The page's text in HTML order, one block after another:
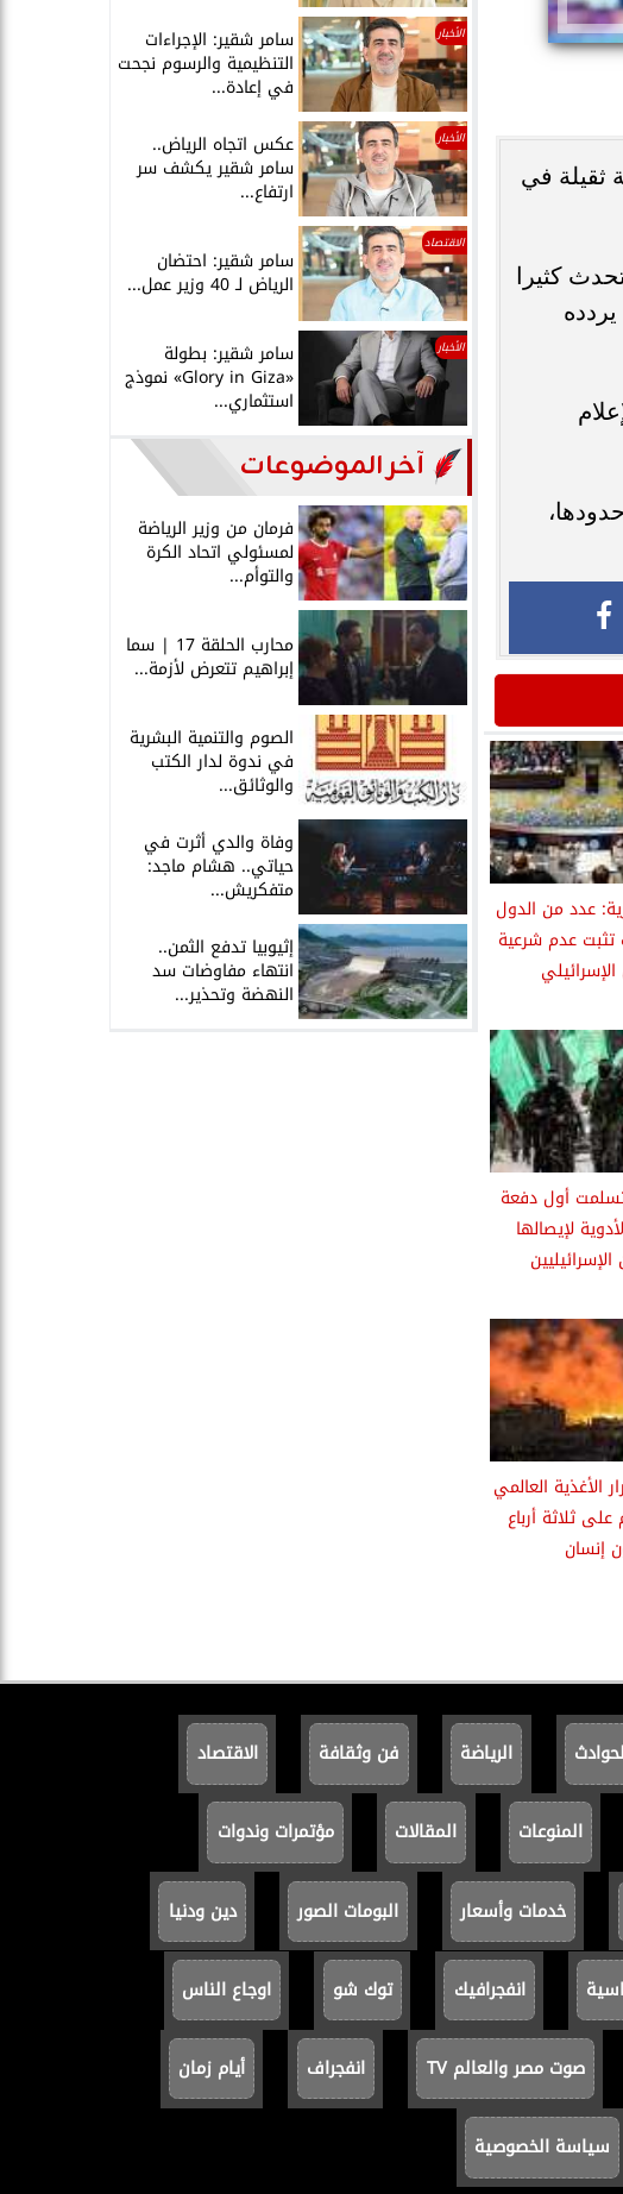
ثقيلة في
كثيرا
عدد من الدول
عدم شرعية
الإسرائيلي
أول دفعة
لإيصالها
الأغذية العالمي
ثلاثة أرباع
إنسان
الأخبار سامر شقير: الإجراءات
التنظيمية والرسوم نجحت
في إعادة...
الأخبار عكس اتجاه الرياض..
سامر شقير يكشف سر
ارتفاع...
الاقتصاد
سامر شقير: احتضان
الرياض لـ 40 وزير عمل...
الأخبار سامر شقير: بطولة
«Glory in Giza» نموذج
استثماري...
آخر الموضوعات
فرمان من وزير الرياضة
لمسئولي اتحاد الكرة
والتوأم...
محارب الحلقة 17 | سما
إبراهيم تتعرض لأزمة...
الصوم والتنمية البشرية
في ندوة لدار الكتب
والوثائق...
وفاة والدي أثرت في
حياتي.. هشام ماجد:
متفكريش...
إثيوبيا تدفع الثمن..
انتهاء مفاوضات سد
النهضة وتحذير...
الرياضة فن وثقافة الاقتصاد
المنوعات المقالات مؤتمرات وندوات
خدمات وأسعار البومات الصور دين ودنيا
انفجرافيك توك شو اوجاع الناس
صوت مصر والعالم TV انفجراف أيام زمان
سياسة الخصوصية